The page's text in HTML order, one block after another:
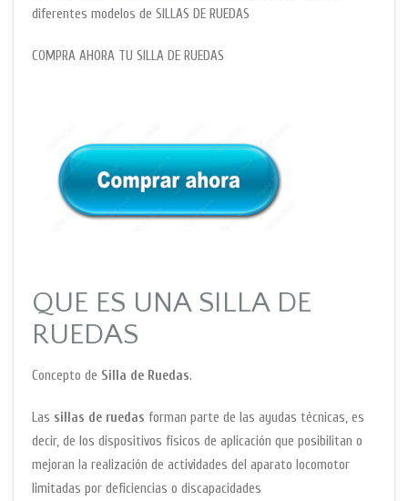
diferentes modelos de SILLAS DE RUEDAS
COMPRA AHORA TU SILLA DE RUEDAS
QUE ES UNA SILLA DE
RUEDAS
Concepto de Silla de Ruedas.
Las sillas de ruedas forman parte de las ayudas técnicas, es
decir, de los dispositivos físicos de aplicación que posibilitan o
mejoran la realización de actividades del aparato locomotor
limitadas por deficiencias o discapacidades